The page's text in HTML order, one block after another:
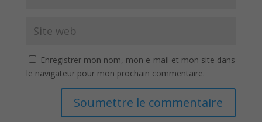
Enregistrer mon nom, mon e-mail et mon site dans
le navigateur pour mon prochain commentaire.
Soumettre le commentaire